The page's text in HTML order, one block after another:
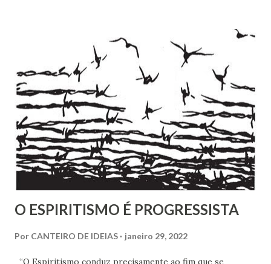
O ESPIRITISMO É PROGRESSISTA
Por CANTEIRO DE IDEIAS janeiro 29, 2022
“O Espiritismo conduz precisamente ao fim que se